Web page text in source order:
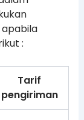
:
Tarif
pengiriman